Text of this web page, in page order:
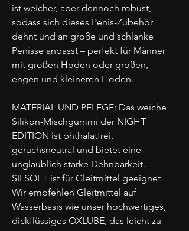
ist weicher, aber dennoch robust,
sodass sich dieses Penis-Zubehör
dehnt und an große und schlanke
Penisse anpasst – perfekt für Männer
mit großen Hoden oder großen,
engen und kleineren Hoden.
MATERIAL UND PFLEGE: Das weiche
Silikon-Mischgummi der NIGHT
EDITION ist phthalatfrei,
geruchsneutral und bietet eine
unglaublich starke Dehnbarkeit.
SILSOFT ist für Gleitmittel geeignet.
Wir empfehlen Gleitmittel auf
Wasserbasis wie unser hochwertiges,
dickflüssiges OXLUBE, das leicht zu